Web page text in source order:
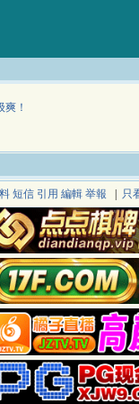
！
短信 引用 編輯 举報 只